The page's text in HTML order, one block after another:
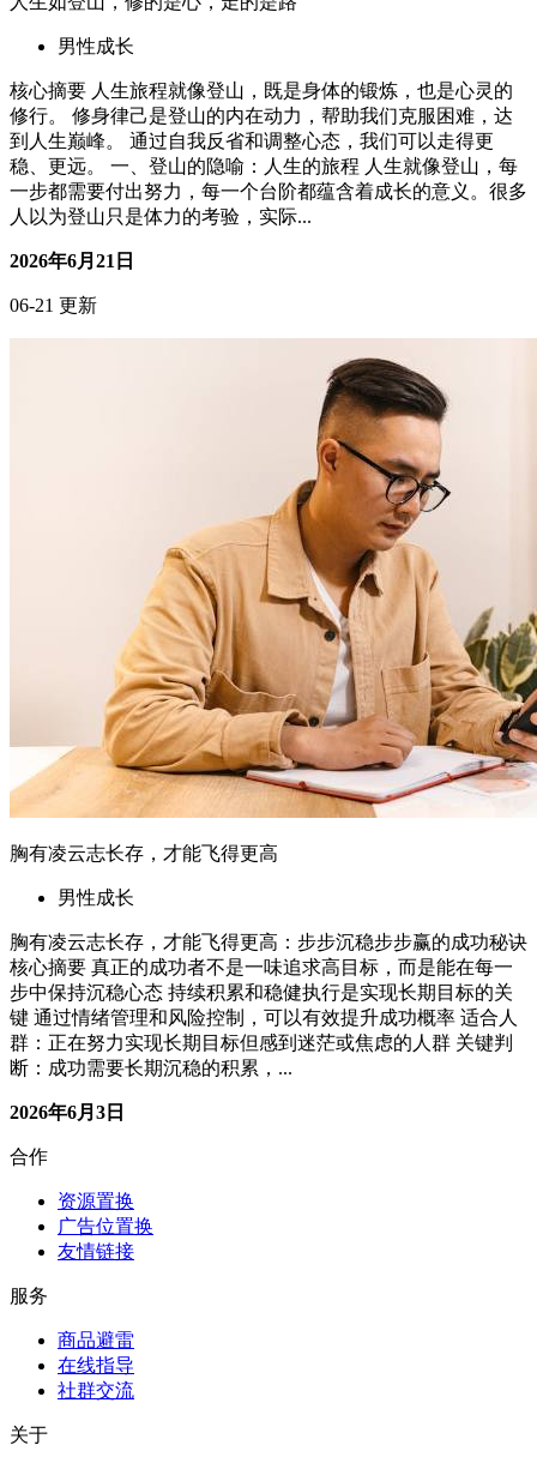
人生如登山，修的是心，走的是路
男性成长
核心摘要 人生旅程就像登山，既是身体的锻炼，也是心灵的
修行。 修身律己是登山的内在动力，帮助我们克服困难，达
到人生巅峰。 通过自我反省和调整心态，我们可以走得更
稳、更远。 一、登山的隐喻：人生的旅程 人生就像登山，每
一步都需要付出努力，每一个台阶都蕴含着成长的意义。很多
人以为登山只是体力的考验，实际...
2026年6月21日
06-21 更新
胸有凌云志长存，才能飞得更高
男性成长
胸有凌云志长存，才能飞得更高：步步沉稳步步赢的成功秘诀
核心摘要 真正的成功者不是一味追求高目标，而是能在每一
步中保持沉稳心态 持续积累和稳健执行是实现长期目标的关
键 通过情绪管理和风险控制，可以有效提升成功概率 适合人
群：正在努力实现长期目标但感到迷茫或焦虑的人群 关键判
断：成功需要长期沉稳的积累，...
2026年6月3日
资源置换
广告位置换
商品避雷
在线指导